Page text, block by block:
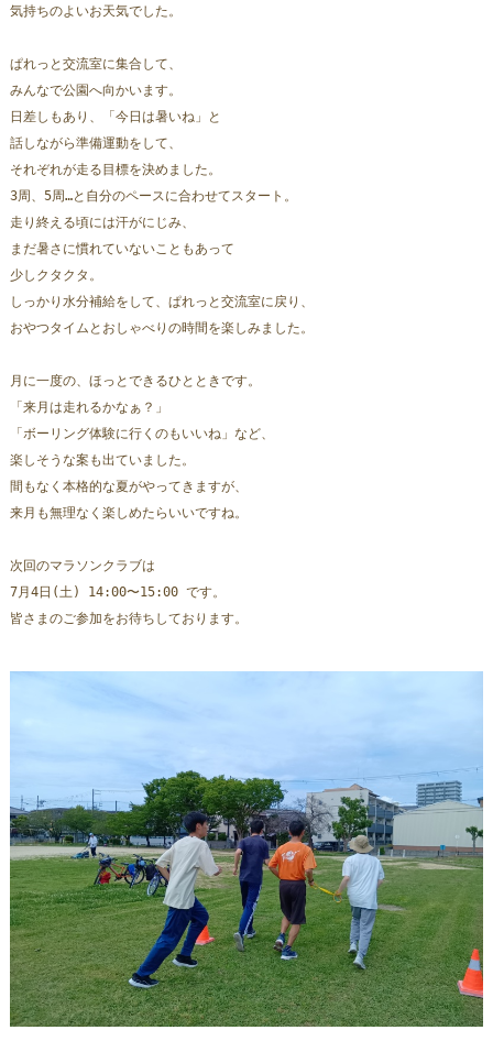
気持ちのよいお天気でした。
ぱれっと交流室に集合して、
みんなで公園へ向かいます。
日差しもあり、「今日は暑いね」と
話しながら準備運動をして、
それぞれが走る目標を決めました。
3周、5周…と自分のペースに合わせてスタート。
走り終える頃には汗がにじみ、
まだ暑さに慣れていないこともあって
少しクタクタ。
しっかり水分補給をして、ぱれっと交流室に戻り、
おやつタイムとおしゃべりの時間を楽しみました。
月に一度の、ほっとできるひとときです。
「来月は走れるかなぁ？」
「ボーリング体験に行くのもいいね」など、
楽しそうな案も出ていました。
間もなく本格的な夏がやってきますが、
来月も無理なく楽しめたらいいですね。
次回のマラソンクラブは
7月4日(土) 14:00〜15:00 です。
皆さまのご参加をお待ちしております。